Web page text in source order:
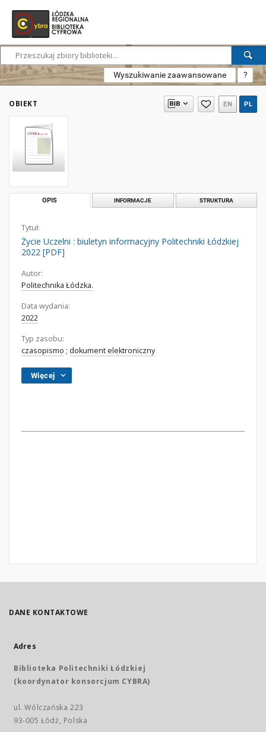
Wyszukiwanie zaawansowane ?
OBIEKT EN PL
OPIS INFORMACJE STRUKTURA
Tytuł:
Życie Uczelni : biuletyn informacyjny Politechniki Łódzkiej
2022 [PDF]
Autor:
Politechnika Łódzka.
Data wydania:
2022
Typ zasobu:
czasopismo ; dokument elektroniczny
Więcej
DANE KONTAKTOWE
Adres
Biblioteka Politechniki Łódzkiej
(koordynator konsorcjum CYBRA)
ul. Wólczańska 223
93-005 Łódź, Polska